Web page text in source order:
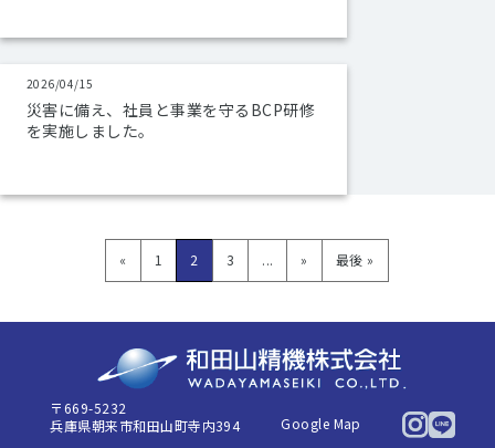
2026/04/15
災害に備え、社員と事業を守るBCP研修
を実施しました。
« 1 2 3 ... » 最後 »
〒669-5232
兵庫県朝来市和田山町寺内394
Google Map